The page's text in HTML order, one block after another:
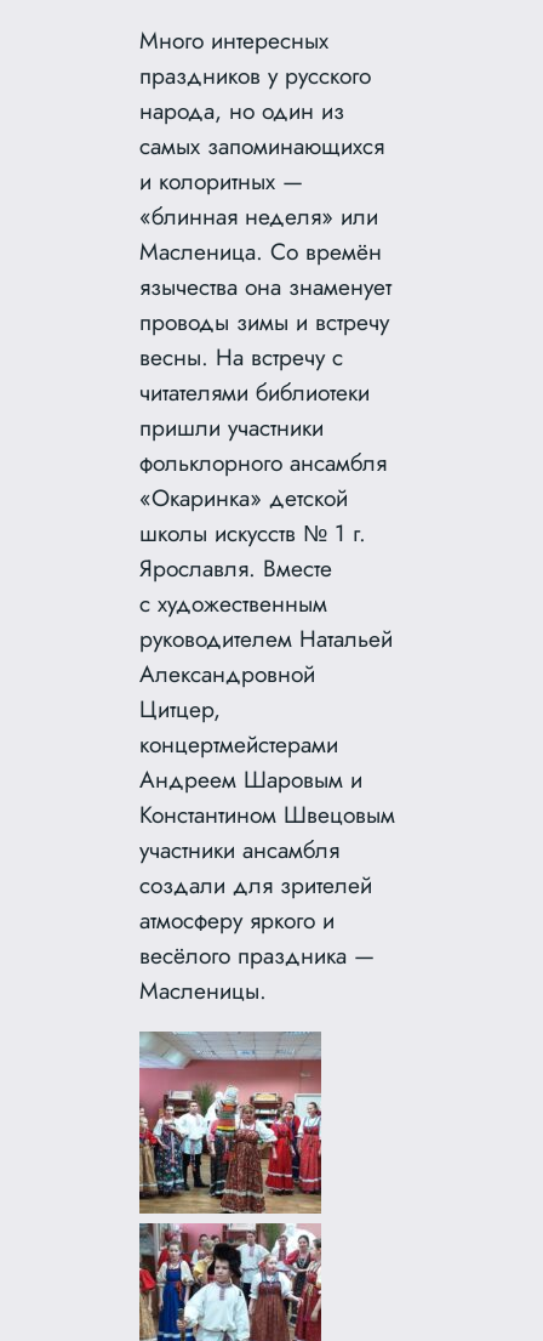
Много интересных
праздников у русского
народа, но один из
самых запоминающихся
и колоритных —
«блинная неделя» или
Масленица. Со времён
язычества она знаменует
проводы зимы и встречу
весны. На встречу с
читателями библиотеки
пришли участники
фольклорного ансамбля
«Окаринка» детской
школы искусств № 1 г.
Ярославля. Вместе
с художественным
руководителем Натальей
Александровной
Цитцер,
концертмейстерами
Андреем Шаровым и
Константином Швецовым
участники ансамбля
создали для зрителей
атмосферу яркого и
весёлого праздника —
Масленицы.